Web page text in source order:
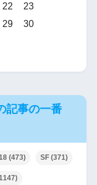
22
23
29
30
記事の一番
(473) SF(371)